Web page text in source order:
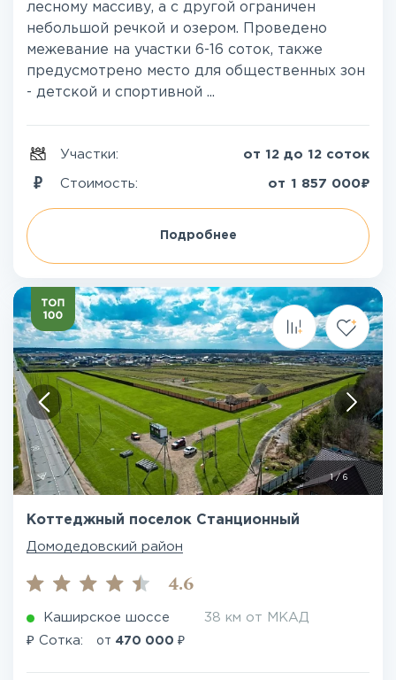
лесному массиву, а с другой ограничен
небольшой речкой и озером. Проведено
межевание на участки 6-16 соток, также
предусмотрено место для общественных зон
- детской и спортивной ...
Участки: от 12 до 12 соток
Стоимость: от 1 857 000₽
Подробнее
1/ 6
Коттеджный поселок Станционный
Домодедовский район
4.6
Каширское шоссе 38 км от МКАД
₽ Сотка: от 470 000 ₽